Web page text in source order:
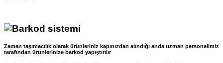
Zaman taşımacılık olarak ürünleriniz kapınızdan alındığı anda uzman personelimiz
tarafından ürünlerinize barkod yapıştırılır